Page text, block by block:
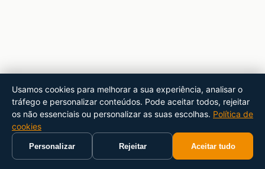
Usamos cookies para melhorar a sua experiência, analisar o
tráfego e personalizar conteúdos. Pode aceitar todos, rejeitar
os não essenciais ou personalizar as suas escolhas. Política de
cookies
Personalizar Rejeitar Aceitar tudo